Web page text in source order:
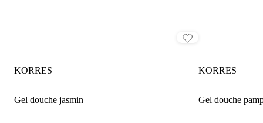
KORRES
Gel douche jasmin
KORRES
Gel douche